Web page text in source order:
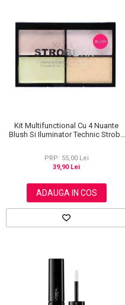
Kit Multifunctional Cu 4 Nuante
Blush Si Iluminator Technic Strobe
PRP: 55,00 Lei
39,90 Lei
ADAUGA IN COS